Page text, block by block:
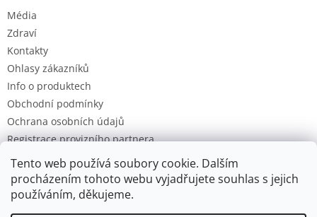
Tento web používá soubory cookie. Dalším
procházením tohoto webu vyjadřujete souhlas s jejich
používáním, děkujeme.
Média
Zdraví
Kontakty
Ohlasy zákazníků
Info o produktech
Obchodní podmínky
Ochrana osobních údajů
Registrace provizního partnera
Provizní systém